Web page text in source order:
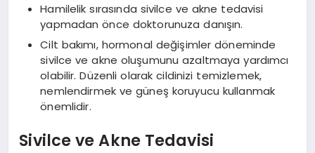
Hamilelik sırasında sivilce ve akne tedavisi
yapmadan önce doktorunuza danışın.
Cilt bakımı, hormonal değişimler döneminde
sivilce ve akne oluşumunu azaltmaya yardımcı
olabilir. Düzenli olarak cildinizi temizlemek,
nemlendirmek ve güneş koruyucu kullanmak
önemlidir.
Sivilce ve Akne Tedavisi